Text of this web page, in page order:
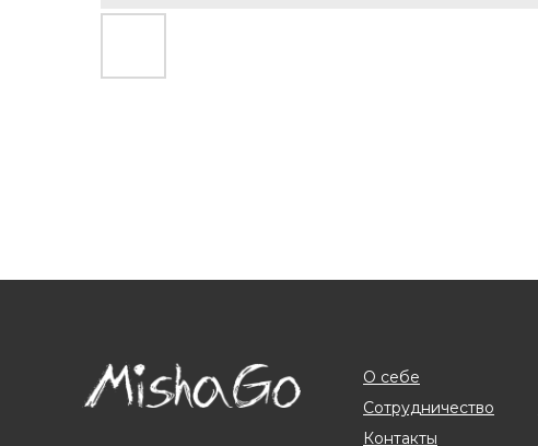
О себе
Сотрудничество
Контакты